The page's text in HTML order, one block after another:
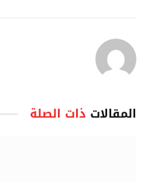
المقالات ذات الصلة